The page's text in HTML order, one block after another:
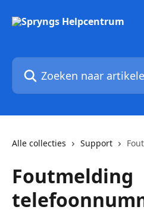
Zoeken naar artikelen ...
Alle collecties Support
Foutmelding